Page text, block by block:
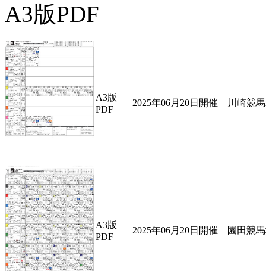
A3版PDF
A3版
PDF
2025年06月20日開催 川崎競
A3版
PDF
2025年06月20日開催 園田競